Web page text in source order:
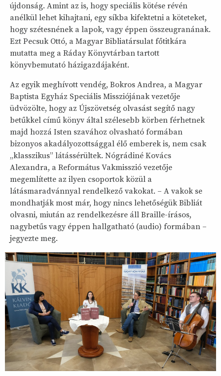
újdonság. Amint az is, hogy speciális kötése révén
anélkül lehet kihajtani, egy síkba kifektetni a köteteket,
hogy szétesnének a lapok, vagy éppen összeugranának.
Ezt Pecsuk Ottó, a Magyar Bibliatársulat főtitkára
mutatta meg a Ráday Könyvtárban tartott
könyvbemutató házigazdájaként.
Az egyik meghívott vendég, Bokros Andrea, a Magyar
Baptista Egyház Speciális Missziójának vezetője
üdvözölte, hogy az Újszövetség olvasást segítő nagy
betűkkel című könyv által szélesebb körben férhetnek
majd hozzá Isten szavához olvasható formában
bizonyos akadályozottsággal élő emberek is, nem csak
„klasszikus” látássérültek. Nógrádiné Kovács
Alexandra, a Református Vakmisszió vezetője
megemlítette az ilyen csoportok közül a
látásmaradvánnyal rendelkező vakokat. – A vakok se
mondhatják most már, hogy nincs lehetőségük Bibliát
olvasni, miután az rendelkezésre áll Braille-írásos,
nagybetűs vagy éppen hallgatható (audio) formában –
jegyezte meg.